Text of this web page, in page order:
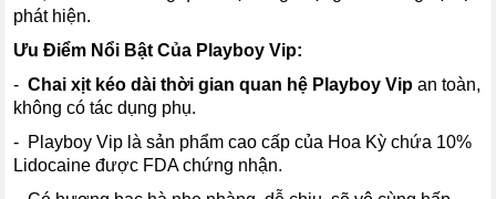
phát hiện.
Ưu Điểm Nổi Bật Của Playboy Vip:
-Chai xịt kéo dài thời gian quan hệ Playboy Vip an toàn,
không có tác dụng phụ.
- Playboy Vip là sản phẩm cao cấp của Hoa Kỳ chứa 10%
Lidocaine được FDA chứng nhận.